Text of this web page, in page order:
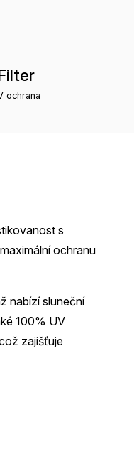
ochrana
s
ochranu
nabízí sluneční
100% UV
zajišťuje